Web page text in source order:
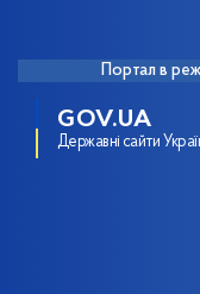
Портал в
GOV.UA
Державні сайти